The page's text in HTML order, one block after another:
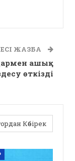
ЖАЗБА
ашық
өткізді
Көбірек